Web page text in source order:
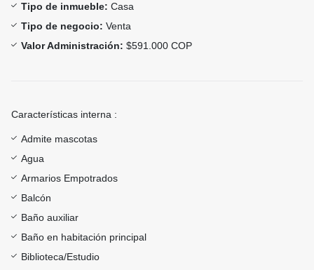
Tipo de inmueble: Casa
Tipo de negocio: Venta
Valor Administración: $591.000 COP
Características interna :
Admite mascotas
Agua
Armarios Empotrados
Balcón
Baño auxiliar
Baño en habitación principal
Biblioteca/Estudio